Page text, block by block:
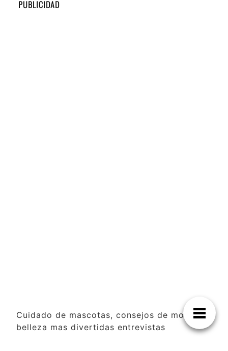
PUBLICIDAD
Cuidado de mascotas, consejos de moda y
belleza mas divertidas entrevistas